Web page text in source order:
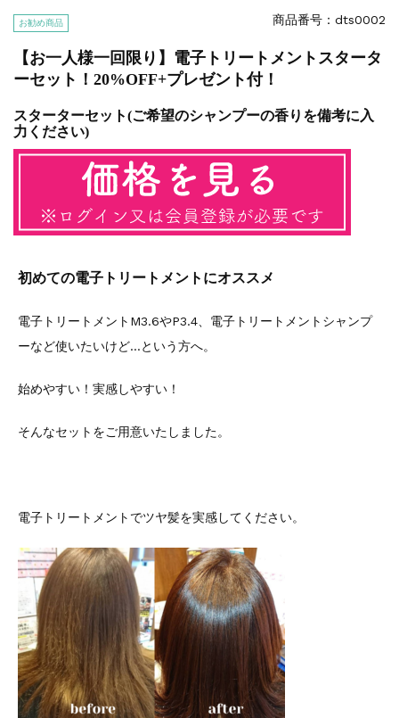
お勧め商品 商品番号：dts0002
【お一人様一回限り】電子トリートメントスタータ
ーセット！20%OFF+プレゼント付！
スターターセット(ご希望のシャンプーの香りを備考に入
力ください)
初めての電子トリートメントにオススメ
電子トリートメントM3.6やP3.4、電子トリートメントシャンプ
ーなど使いたいけど…という方へ。
始めやすい！実感しやすい！
そんなセットをご用意いたしました。
電子トリートメントでツヤ髪を実感してください。